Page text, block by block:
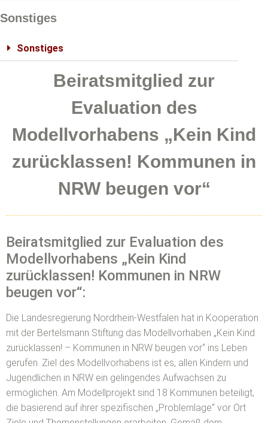
Sonstiges
Sonstiges
Beiratsmitglied zur
Evaluation des
Modellvorhabens „Kein Kind
zurücklassen! Kommunen in
NRW beugen vor“
Beiratsmitglied zur Evaluation des
Modellvorhabens „Kein Kind
zurücklassen! Kommunen in NRW
beugen vor“:
Die Landesregierung Nordrhein-Westfalen hat in Kooperation
mit der Bertelsmann Stiftung das Modellvorhaben „Kein Kind
zurücklassen! – Kommunen in NRW beugen vor“ ins Leben
gerufen. Ziel des Modellvorhabens ist es, allen Kindern und
Jugendlichen in NRW ein gelingendes Aufwachsen zu
ermöglichen. Am Modellprojekt sind 18 Kommunen beteiligt,
die basierend auf ihrer spezifischen „Problemlage“ vor Ort